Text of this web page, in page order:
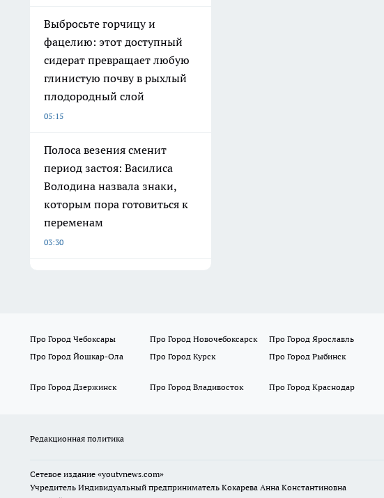
Выбросьте горчицу и
фацелию: этот доступный
сидерат превращает любую
глинистую почву в рыхлый
плодородный слой
05:15
Полоса везения сменит
период застоя: Василиса
Володина назвала знаки,
которым пора готовиться к
переменам
03:30
Про Город Чебоксары Про Город Новочебоксарск Про Город Ярославль
Про Город Йошкар-Ола
Про Город Курск Про Город Рыбинск
Про Город Дзержинск
Про Город Владивосток Про Город Краснодар
Редакционная политика
Сетевое издание «youtvnews.com»
Учредитель Индивидуальный предприниматель Кокарева Анна Константиновна